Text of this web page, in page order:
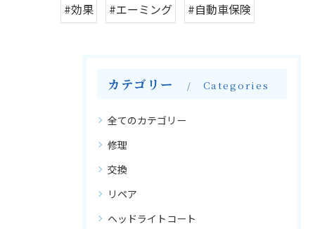
#効果
#エーミング #自動車保険
カテゴリー Categories
全てのカテゴリー
修理
交換
リペア
ヘッドライトコート